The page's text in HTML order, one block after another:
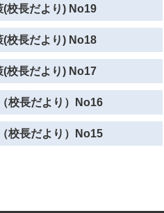
(校長だより) No19
(校長だより) No18
(校長だより) No17
校長だより）No16
校長だより）No15